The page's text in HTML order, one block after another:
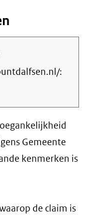
:
Gemeente
kenmerken is
de claim is